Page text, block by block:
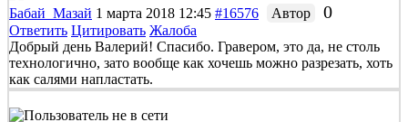
Бабай_Мазай 1 марта 2018 12:45 #16576 Автор 0
Ответить Цитировать Жалоба
Добрый день Валерий! Спасибо. Гравером, это да, не столь
технологично, зато вообще как хочешь можно разрезать, хоть
как салями напластать.